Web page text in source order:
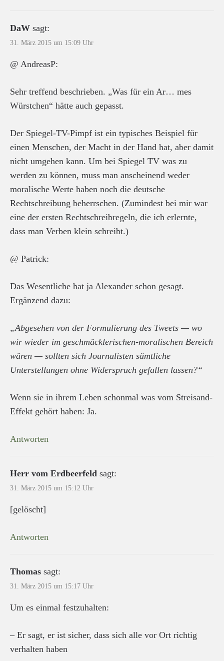
DaW sagt:
31. März 2015 um 15:09 Uhr
@ AndreasP:
Sehr treffend beschrieben. „Was für ein Ar… mes
Würstchen“ hätte auch gepasst.
Der Spiegel-TV-Pimpf ist ein typisches Beispiel für
einen Menschen, der Macht in der Hand hat, aber damit
nicht umgehen kann. Um bei Spiegel TV was zu
werden zu können, muss man anscheinend weder
moralische Werte haben noch die deutsche
Rechtschreibung beherrschen. (Zumindest bei mir war
eine der ersten Rechtschreibregeln, die ich erlernte,
dass man Verben klein schreibt.)
@ Patrick:
Das Wesentliche hat ja Alexander schon gesagt.
Ergänzend dazu:
„Abgesehen von der Formulierung des Tweets — wo
wir wieder im geschmäcklerischen-moralischen Bereich
wären — sollten sich Journalisten sämtliche
Unterstellungen ohne Widerspruch gefallen lassen?“
Wenn sie in ihrem Leben schonmal was vom Streisand-
Effekt gehört haben: Ja.
Antworten
Herr vom Erdbeerfeld sagt:
31. März 2015 um 15:12 Uhr
[gelöscht]
Antworten
Thomas sagt:
31. März 2015 um 15:17 Uhr
Um es einmal festzuhalten:
– Er sagt, er ist sicher, dass sich alle vor Ort richtig
verhalten haben